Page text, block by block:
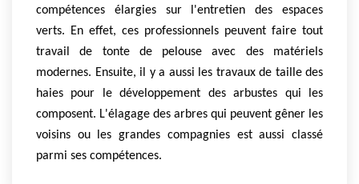
compétences élargies sur l'entretien des espaces
verts. En effet, ces professionnels peuvent faire tout
travail de tonte de pelouse avec des matériels
modernes. Ensuite, il y a aussi les travaux de taille des
haies pour le développement des arbustes qui les
composent. L'élagage des arbres qui peuvent gêner les
voisins ou les grandes compagnies est aussi classé
parmi ses compétences.